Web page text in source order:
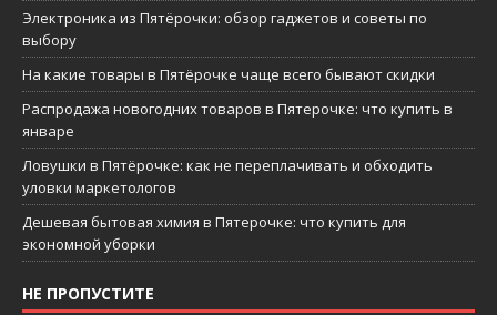
Электроника из Пятёрочки: обзор гаджетов и советы по
выбору
На какие товары в Пятёрочке чаще всего бывают скидки
Распродажа новогодних товаров в Пятерочке: что купить в
январе
Ловушки в Пятёрочке: как не переплачивать и обходить
уловки маркетологов
Дешевая бытовая химия в Пятерочке: что купить для
экономной уборки
НЕ ПРОПУСТИТЕ